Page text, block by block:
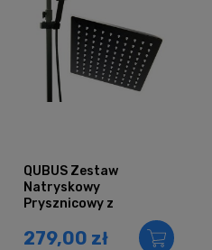
QUBUS Zestaw
Natryskowy
Prysznicowy z
Deszczownicą CZARNY
279,00 zł